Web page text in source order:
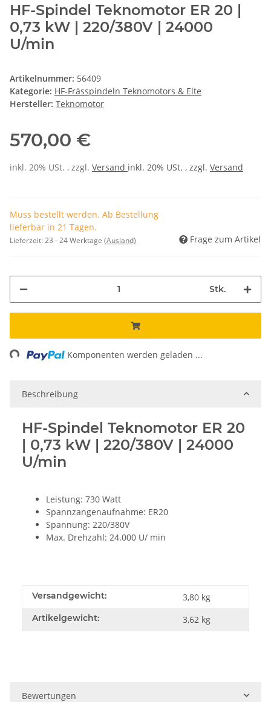
HF-Spindel Teknomotor ER 20 |
0,73 kW | 220/380V | 24000
U/min
Artikelnummer: 56409
Kategorie: HF-Frässpindeln Teknomotors & Elte
Hersteller: Teknomotor
570,00 €
inkl. 20% USt. , zzgl. Versand inkl. 20% USt. , zzgl. Versand
Muss bestellt werden. Ab Bestellung
lieferbar in 21 Tagen.
Lieferzeit:23 - 24 Werktage (Ausland) Frage zum Artikel
Stk.
Komponenten werden geladen ...
Beschreibung
HF-Spindel Teknomotor ER 20
| 0,73 kW | 220/380V | 24000
U/min
Leistung: 730 Watt
Spannzangenaufnahme: ER20
Spannung: 220/380V
Max. Drehzahl: 24.000 U/ min
Versandgewicht: 3,80 kg
Artikelgewicht: 3,62 kg
Bewertungen